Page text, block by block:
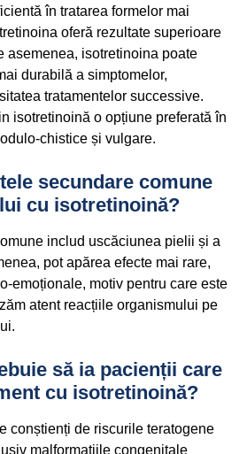
în tratarea formelor mai
oferă rezultate superioare
asemenea, isotretinoina poate
durabilă a simptomelor,
tratamentelor successive.
isotretinoină o opțiune preferată în
chistice și vulgare.
secundare comune
cu isotretinoină?
includ uscăciunea pielii și a
pot apărea efecte mai rare,
emoționale, motiv pentru care este
atent reacțiile organismului pe
să ia pacienții care
cu isotretinoină?
conștienți de riscurile teratogene
malformațiile congenitale